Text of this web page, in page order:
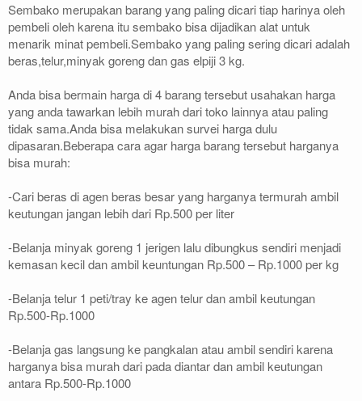
Sembako merupakan barang yang paling dicari tiap harinya oleh
pembeli oleh karena itu sembako bisa dijadikan alat untuk
menarik minat pembeli.Sembako yang paling sering dicari adalah
beras,telur,minyak goreng dan gas elpiji 3 kg.
Anda bisa bermain harga di 4 barang tersebut usahakan harga
yang anda tawarkan lebih murah dari toko lainnya atau paling
tidak sama.Anda bisa melakukan survei harga dulu
dipasaran.Beberapa cara agar harga barang tersebut harganya
bisa murah:
-Cari beras di agen beras besar yang harganya termurah ambil
keutungan jangan lebih dari Rp.500 per liter
-Belanja minyak goreng 1 jerigen lalu dibungkus sendiri menjadi
kemasan kecil dan ambil keuntungan Rp.500 – Rp.1000 per kg
-Belanja telur 1 peti/tray ke agen telur dan ambil keutungan
Rp.500-Rp.1000
-Belanja gas langsung ke pangkalan atau ambil sendiri karena
harganya bisa murah dari pada diantar dan ambil keutungan
antara Rp.500-Rp.1000